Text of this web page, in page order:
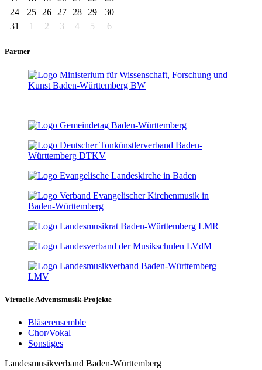
24
25 26 27 28 29
30
31
1 2 3 4 5 6
Partner
Virtuelle Adventsmusik-Projekte
Bläserensemble
Chor/Vokal
Sonstiges
Landesmusikverband Baden-Württemberg